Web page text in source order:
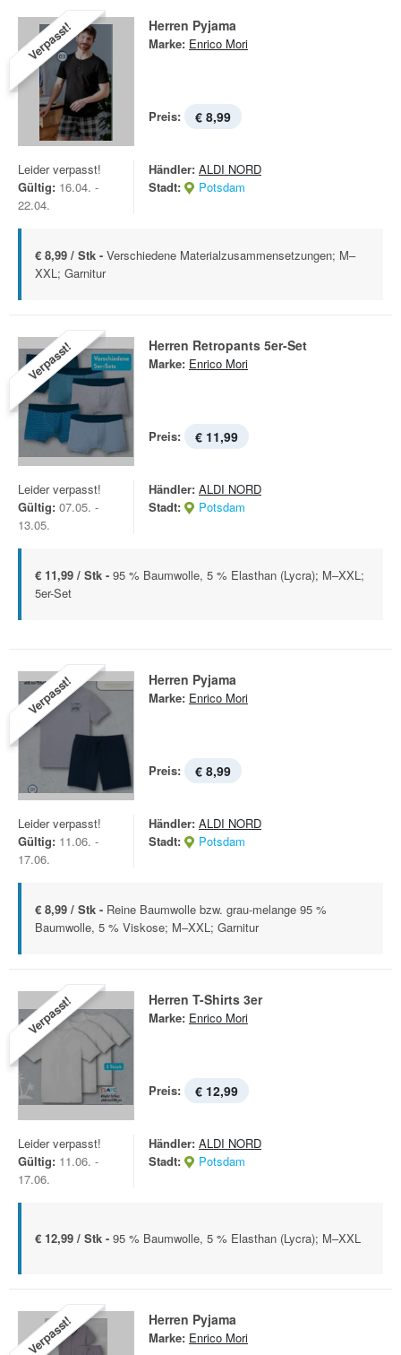
Verpasst! Herren Pyjama
Marke: Enrico Mori
Preis: € 8,99
Leider verpasst!
Gültig: 16.04. -
22.04.
Händler: ALDI NORD
Stadt:
Potsdam
€ 8,99 / Stk - Verschiedene Materialzusammensetzungen; M–
XXL; Garnitur
Verpasst! Herren Retropants 5er-Set
Marke: Enrico Mori
Preis: € 11,99
Leider verpasst!
Gültig: 07.05. -
13.05.
Händler: ALDI NORD
Stadt:
Potsdam
€ 11,99 / Stk - 95 % Baumwolle, 5 % Elasthan (Lycra); M–XXL;
5er-Set
Verpasst! Herren Pyjama
Marke: Enrico Mori
Preis: € 8,99
Leider verpasst!
Gültig: 11.06. -
17.06.
Händler: ALDI NORD
Stadt:
Potsdam
€ 8,99 / Stk - Reine Baumwolle bzw. grau-melange 95 %
Baumwolle, 5 % Viskose; M–XXL; Garnitur
Verpasst! Herren T-Shirts 3er
Marke: Enrico Mori
Preis: € 12,99
Leider verpasst!
Gültig: 11.06. -
17.06.
Händler: ALDI NORD
Stadt:
Potsdam
€ 12,99 / Stk - 95 % Baumwolle, 5 % Elasthan (Lycra); M–XXL
Verpasst! Herren Pyjama
Marke: Enrico Mori